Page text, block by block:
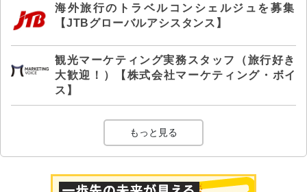
海外旅行のトラベルコンシェルジュを募集
【JTBグローバルアシスタンス】
観光マーケティング実務スタッフ（旅行好き
大歓迎！）【株式会社マーケティング・ボイ
ス】
もっと見る